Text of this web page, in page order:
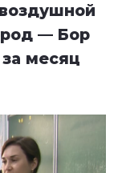
— Бор
месяц